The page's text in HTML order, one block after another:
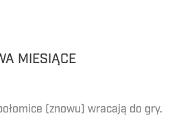
MIESIĄCE
(znowu) wracają do gry.